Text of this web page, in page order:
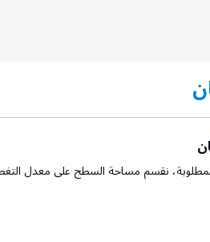
نقسم مساحة السطح على معدل